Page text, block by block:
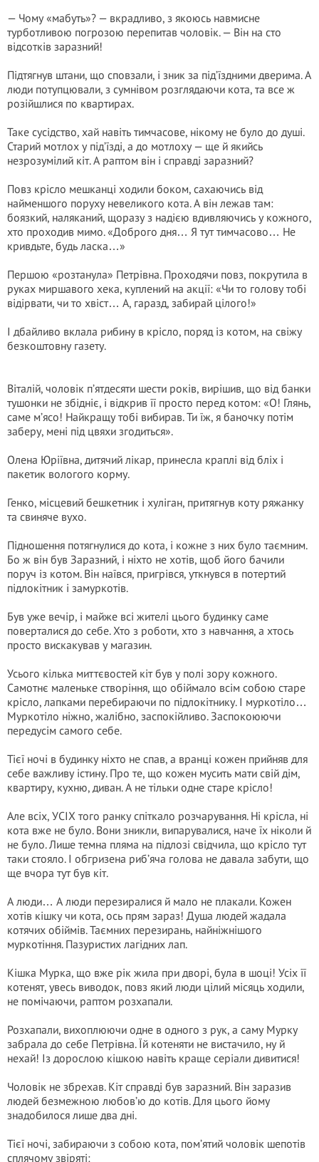
— Чому «мабуть»? — вкрадливо, з якоюсь навмисне
турботливою погрозою перепитав чоловік. — Він на сто
відсотків заразний!
Підтягнув штани, що сповзали, і зник за під’їздними дверима. А
люди потупцювали, з сумнівом розглядаючи кота, та все ж
розійшлися по квартирах.
Таке сусідство, хай навіть тимчасове, нікому не було до душі.
Старий мотлох у під’їзді, а до мотлоху — ще й якийсь
незрозумілий кіт. А раптом він і справді заразний?
Повз крісло мешканці ходили боком, сахаючись від
найменшого поруху невеликого кота. А він лежав там:
боязкий, наляканий, щоразу з надією вдивляючись у кожного,
хто проходив мимо. «Доброго дня… Я тут тимчасово… Не
кривдьте, будь ласка…»
Першою «розтанула» Петрівна. Проходячи повз, покрутила в
руках миршавого хека, куплений на акції: «Чи то голову тобі
відірвати, чи то хвіст… А, гаразд, забирай цілого!»
І дбайливо вклала рибину в крісло, поряд із котом, на свіжу
безкоштовну газету.
Віталій, чоловік п’ятдесяти шести років, вирішив, що від банки
тушонки не збідніє, і відкрив її просто перед котом: «О! Глянь,
саме м’ясо! Найкращу тобі вибирав. Ти їж, я баночку потім
заберу, мені під цвяхи згодиться».
Олена Юріївна, дитячий лікар, принесла краплі від бліх і
пакетик вологого корму.
Генко, місцевий бешкетник і хуліган, притягнув коту ряжанку
та свиняче вухо.
Підношення потягнулися до кота, і кожне з них було таємним.
Бо ж він був Заразний, і ніхто не хотів, щоб його бачили
поруч із котом. Він наївся, пригрівся, уткнувся в потертий
підлокітник і замуркотів.
Був уже вечір, і майже всі жителі цього будинку саме
поверталися до себе. Хто з роботи, хто з навчання, а хтось
просто вискакував у магазин.
Усього кілька миттєвостей кіт був у полі зору кожного.
Самотнє маленьке створіння, що обіймало всім собою старе
крісло, лапками перебираючи по підлокітнику. І муркотіло…
Муркотіло ніжно, жалібно, заспокійливо. Заспокоюючи
передусім самого себе.
Тієї ночі в будинку ніхто не спав, а вранці кожен прийняв для
себе важливу істину. Про те, що кожен мусить мати свій дім,
квартиру, кухню, диван. А не тільки одне старе крісло!
Але всіх, УСІХ того ранку спіткало розчарування. Ні крісла, ні
кота вже не було. Вони зникли, випарувалися, наче їх ніколи й
не було. Лише темна пляма на підлозі свідчила, що крісло тут
таки стояло. І обгризена риб’яча голова не давала забути, що
ще вчора тут був кіт.
А люди… А люди перезиралися й мало не плакали. Кожен
хотів кішку чи кота, ось прям зараз! Душа людей жадала
котячих обіймів. Таємних перезирань, найніжнішого
муркотіння. Пазуристих лагідних лап.
Кішка Мурка, що вже рік жила при дворі, була в шоці! Усіх її
котенят, увесь виводок, повз який люди цілий місяць ходили,
не помічаючи, раптом розхапали.
Розхапали, вихоплюючи одне в одного з рук, а саму Мурку
забрала до себе Петрівна. Їй котеняти не вистачило, ну й
нехай! Із дорослою кішкою навіть краще серіали дивитися!
Чоловік не збрехав. Кіт справді був заразний. Він заразив
людей безмежною любов’ю до котів. Для цього йому
знадобилося лише два дні.
Тієї ночі, забираючи з собою кота, пом’ятий чоловік шепотів
сплячому звіряті: